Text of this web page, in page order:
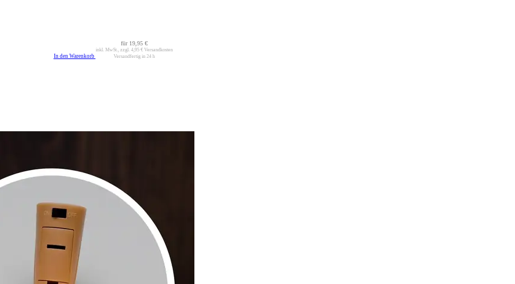
In den Warenkorb
für 19,95 €
inkl. MwSt., zzgl. 4,95 €Versandkosten
Versandfertig in 24 h